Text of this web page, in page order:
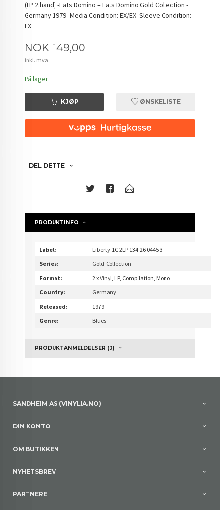
(LP 2.hand) -Fats Domino – Fats Domino Gold Collection -
Germany 1979 -Media Condition: EX/EX -Sleeve Condition:
EX
Pris
NOK 149,00
inkl. mva.
På lager
KJØP ØNSKELISTE
DEL DETTE
PRODUKTINFO
Label: Liberty 1C 2LP 134-26 0445 3
Series:
Gold-Collection
Format:
2 xVinyl , LP, Compilation, Mono
Country:
Germany
Released:
1979
Genre:
Blues
PRODUKTANMELDELSER (0)
SANDHEIM AS (VINYLIA.NO)
DIN KONTO
OM BUTIKKEN
NYHETSBREV
PARTNERE